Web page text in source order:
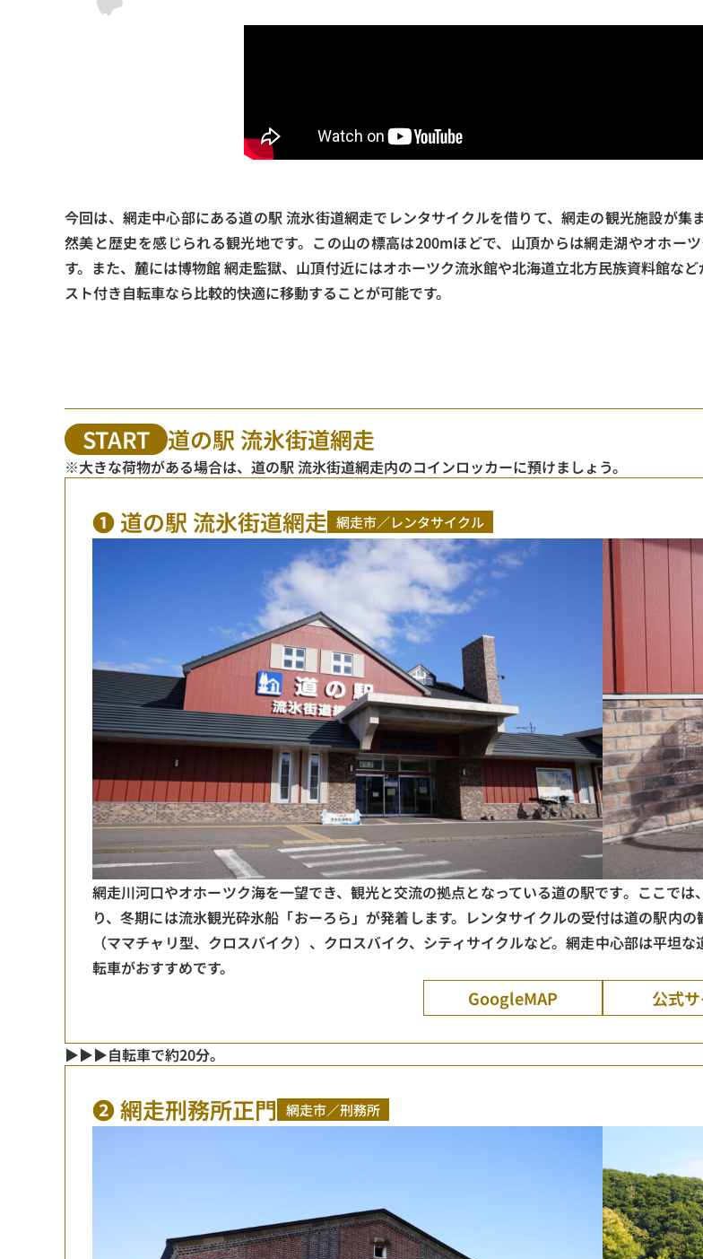
今回は、網走中心部にある道の駅 流氷街道網走でレンタサイクルを借りて、網走の観光施設が
然美と歴史を感じられる観光地です。この山の標高は200mほどで、山頂からは網走湖やオホー
す。また、麓には博物館 網走監獄、山頂付近にはオホーツク流氷館や北海道立北方民族資料館な
スト付き自転車なら比較的快適に移動することが可能です。
START 道の駅 流氷街道網走
※大きな荷物がある場合は、道の駅 流氷街道網走内のコインロッカーに預けましょう。
❶ 道の駅 流氷街道網走 網走市／レンタサイクル
網走川河口やオホーツク海を一望でき、観光と交流の拠点となっている道の駅です​。ここで
り、冬期には流氷観光砕氷船「おーろら」が発着します。レンタサイクルの受付は道の駅内
（ママチャリ型、クロスバイク）、クロスバイク、シティサイクルなど。網走中心部は平坦
転車がおすすめです。
GoogleMAP 公式
▶▶▶自転車で約20分。
❷ 網走刑務所正門 網走市／刑務所